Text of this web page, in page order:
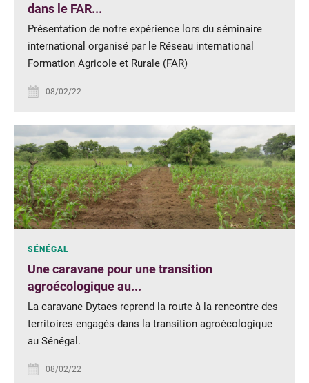
dans le FAR...
Présentation de notre expérience lors du séminaire
international organisé par le Réseau international
Formation Agricole et Rurale (FAR)
08/02/22
SÉNÉGAL
Une caravane pour une transition
agroécologique au...
La caravane Dytaes reprend la route à la rencontre des
territoires engagés dans la transition agroécologique
au Sénégal.
08/02/22